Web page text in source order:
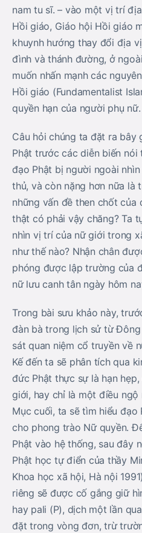
nam tu sĩ. – vào một vị trí
Hồi giáo, Giáo hội Hồi giáo
khuynh hướng thay đổi địa
đình và thánh đường, ở
muốn nhấn mạnh các
Hồi giáo (Fundamentalist
quyền hạn của người phụ nữ.
Câu hỏi chúng ta đặt ra bây
Phật trước các diễn biến nói
đạo Phật bị người ngoài
thủ, và còn nặng hơn nữa
những vấn đề then chốt của
thật có phải vậy chăng? Ta
nhìn vị trí của nữ giới trong
như thế nào? Nhận chân
phóng được lập trường của
nữ lưu canh tân ngày hôm
Trong bài sưu khảo này,
đàn bà trong lịch sử từ Ðông
sát quan niệm cổ truyền về
Kế đến ta sẽ phân tích qua
đức Phật thực sự là hạn
giới, hay chỉ là một điều ngộ
Mục cuối, ta sẽ tìm hiểu
cho phong trào Nữ quyền.
Phật vào hệ thống, sau đây
Phật học tự điển của thầy
Khoa học xã hội, Hà nội
riêng sẽ được cố gắng giữ
hay pali (P), dịch một lần
đặt trong vòng đơn, trừ